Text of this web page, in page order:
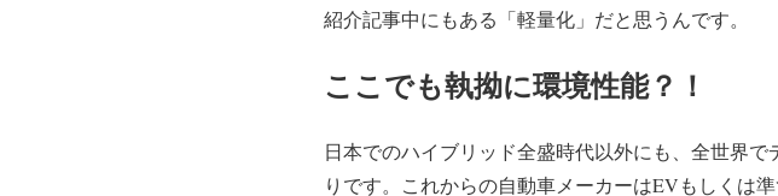
紹介記事中にもある「軽量化」だと思うんです。
ここでも執拗に環境性能？！
日本でのハイブリッド全盛時代以外にも、全世界
りです。これからの自動車メーカーはEVもしくは